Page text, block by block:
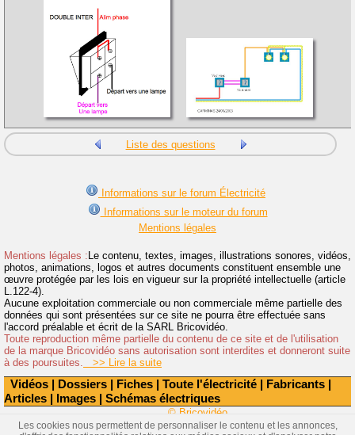
Vidéos | Dossiers | Fiches | Toute l'électricité | Fabricants |
Articles | Images | Schémas électriques
Liste des questions
Informations sur le forum Électricité
Informations sur le moteur du forum
Mentions légales
Mentions légales : Le contenu, textes, images, illustrations sonores, vidéos,
photos, animations, logos et autres documents constituent ensemble une
œuvre protégée par les lois en vigueur sur la propriété intellectuelle (article
L.122-4).
Aucune exploitation commerciale ou non commerciale même partielle des
données qui sont présentées sur ce site ne pourra être effectuée sans
l'accord préalable et écrit de la SARL Bricovidéo.
Toute reproduction même partielle du contenu de ce site et de l'utilisation
de la marque Bricovidéo sans autorisation sont interdites et donneront suite
à des poursuites. >> Lire la suite
© Bricovidéo
Les cookies nous permettent de personnaliser le contenu et les annonces,